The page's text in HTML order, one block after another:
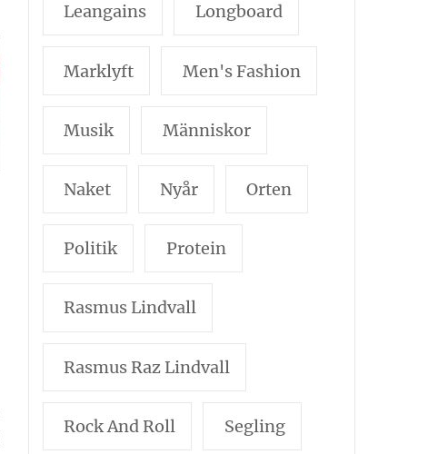
Leangains Longboard
Marklyft Men's Fashion
Musik Människor
Naket Nyår Orten
Politik Protein
Rasmus Lindvall
Rasmus Raz Lindvall
Rock And Roll Segling